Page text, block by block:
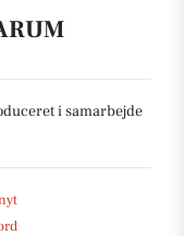
i samarbejde